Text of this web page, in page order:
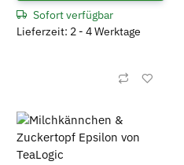
Sofort verfügbar
Lieferzeit: 2 - 4 Werktage